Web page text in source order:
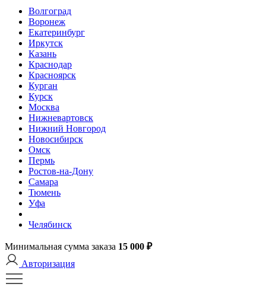
Волгоград
Воронеж
Екатеринбург
Иркутск
Казань
Краснодар
Красноярск
Курган
Курск
Москва
Нижневартовск
Нижний Новгород
Новосибирск
Омск
Пермь
Ростов-на-Дону
Самара
Тюмень
Уфа
Челябинск
Минимальная сумма заказа 15 000 ₽
Авторизация